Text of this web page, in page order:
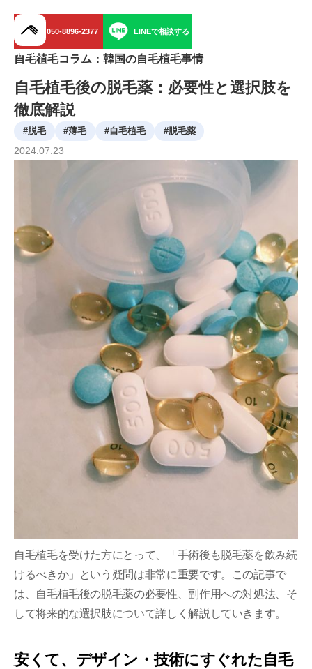
menu
050-8896-2377 LINEで相談する
自毛植毛コラム：韓国の自毛植毛事情
自毛植毛後の脱毛薬：必要性と選択肢を
徹底解説
#脱毛 #薄毛 #自毛植毛 #脱毛薬
2024 07 23
自毛植毛を受けた方にとって、「手術後も脱毛薬を飲み続
けるべきか」という疑問は非常に重要です。この記事で
は、自毛植毛後の脱毛薬の必要性、副作用への対処法、そ
して将来的な選択肢について詳しく解説していきます。
安くて、デザイン・技術にすぐれた自毛